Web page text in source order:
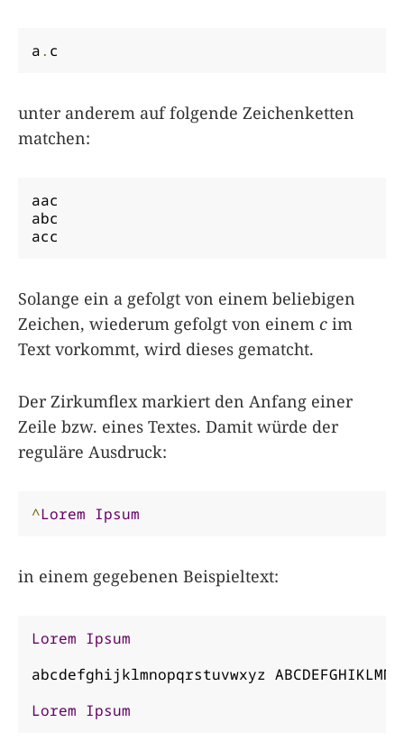
a. c
unter anderem auf folgende Zeichenketten
matchen:
aac
abc
acc
Solange ein a gefolgt von einem beliebigen
Zeichen, wiederum gefolgt von einem c im
Text vorkommt, wird dieses gematcht.
Der Zirkumflex markiert den Anfang einer
Zeile bzw. eines Textes. Damit würde der
reguläre Ausdruck:
^Lorem Ipsum
in einem gegebenen Beispieltext:
Lorem Ipsum
abcdefghijklmnopqrstuvwxyz
Lorem Ipsum